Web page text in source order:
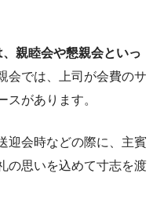
親睦会や懇親会といっ
会では、上司が会費のサ
スがあります。
迎会時などの際に、主賓
の思いを込めて寸志を渡